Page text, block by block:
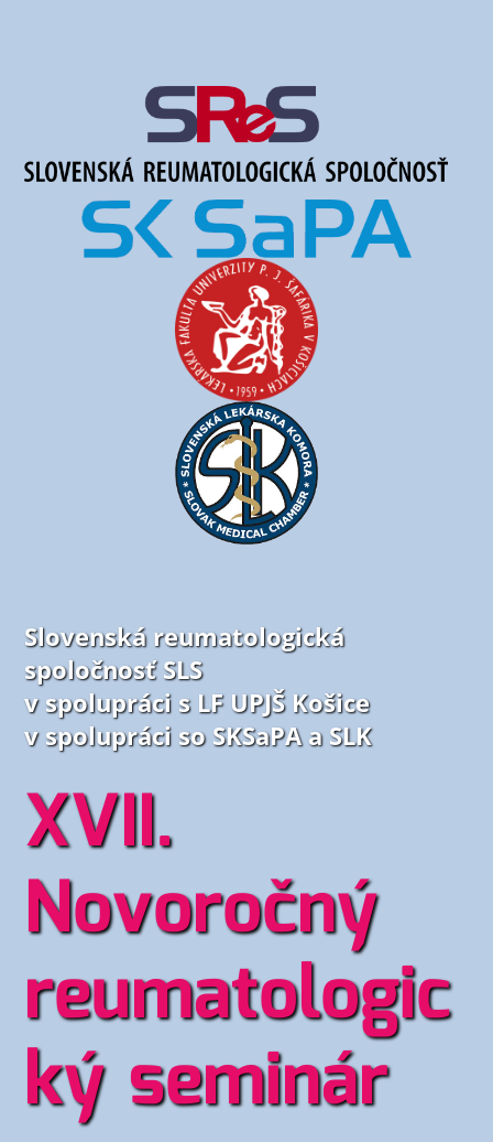
Slovenská reumatologická
spoločnosť SLS
v spolupráci s LF UPJŠ Košice
v spolupráci so SKSaPA a SLK
XVII.
Novoročný
reumatologic
ký seminár